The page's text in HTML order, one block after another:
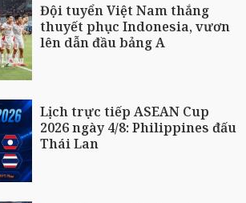
Đội tuyển Việt Nam thắng
thuyết phục Indonesia, vươn
lên dẫn đầu bảng A
Lịch trực tiếp ASEAN Cup
2026 ngày 4/8: Philippines đấu
Thái Lan